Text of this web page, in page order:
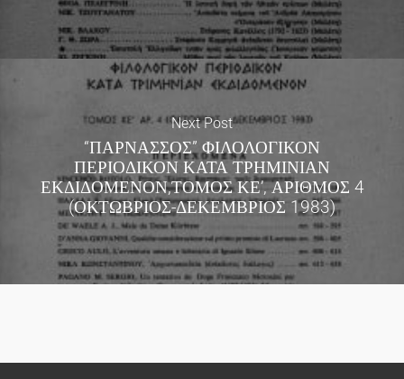
Next Post
“ΠΑΡΝΑΣΣΟΣ” ΦΙΛΟΛΟΓΙΚΟΝ
ΠΕΡΙΟΔΙΚΟΝ ΚΑΤΑ ΤΡΗΜΙΝΙΑΝ
ΕΚΔΙΔΟΜΕΝΟΝ,ΤΟΜΟΣ ΚΕ’, ΑΡΙΘΜΟΣ 4
(ΟΚΤΩΒΡΙΟΣ-ΔΕΚΕΜΒΡΙΟΣ 1983)